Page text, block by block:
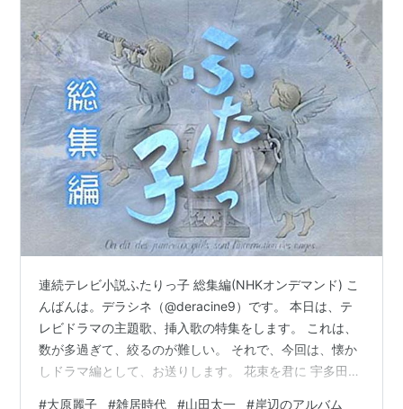
連続テレビ小説ふたりっ子 総集編(NHKオンデマンド) こ
んばんは。デラシネ（@deracine9）です。 本日は、テ
レビドラマの主題歌、挿入歌の特集をします。 これは、
数が多過ぎて、絞るのが難しい。 それで、今回は、懐か
しドラマ編として、お送りします。 花束を君に 宇多田ヒ
#大原麗子 #雑居時代 #山田太一 #岸辺のアルバム